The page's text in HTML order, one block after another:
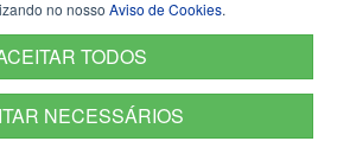
de Uso
no nosso Aviso de Cookies.
TODOS
NECESSÁRIOS